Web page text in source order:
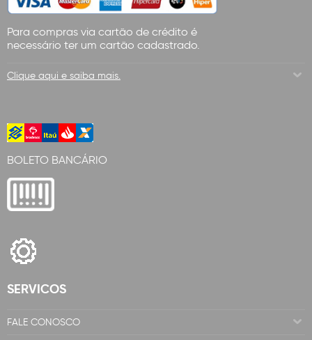
Para compras via cartão de crédito é
necessário ter um cartão cadastrado.
Clique aqui e saiba mais.
BOLETO BANCÁRIO
SERVICOS
FALE CONOSCO